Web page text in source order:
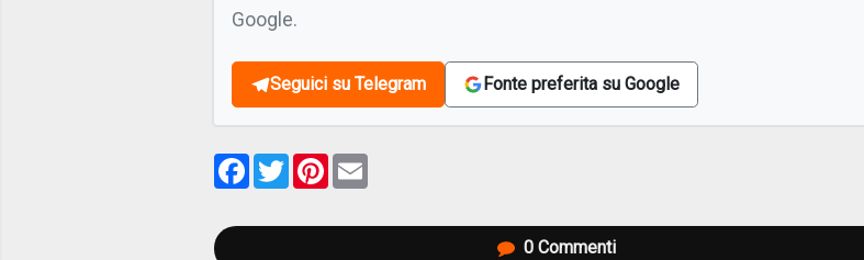
Google.
Seguici su Telegram Fonte preferita su Google
Facebook
TwitterPinterest
0 Commenti